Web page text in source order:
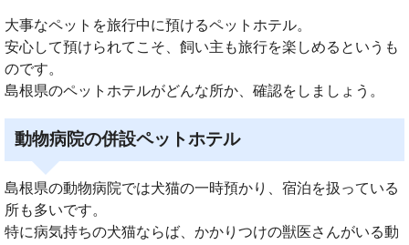
大事なペットを旅行中に預けるペットホテル。
安心して預けられてこそ、飼い主も旅行を楽しめるというも
のです。
島根県のペットホテルがどんな所か、確認をしましょう。
動物病院の併設ペットホテル
島根県の動物病院では犬猫の一時預かり、宿泊を扱っている
所も多いです。
特に病気持ちの犬猫ならば、かかりつけの獣医さんがいる動